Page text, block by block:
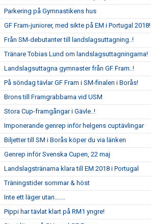
Parkering på Gymnastikens hus
GF Fram-juniorer, med sikte på EM i Portugal 2018!
Från SM-debutanter till landslagsuttagning..!
Tränare Tobias Lund om landslagsuttagningarna!
Landslagsuttagna gymnaster från GF Fram..!
På söndag tävlar GF Fram i SM-finalen i Borås!
Brons till Framgrabbarna vid USM
Stora Cup-framgångar i Gävle..!
Imponerande genrep inför helgens cuptävlingar
Biljetter till SM i Borås köper du via länken
Genrep inför Svenska Cupen, 22 maj
Landslagstränarna klara till EM 2018 i Portugal
Träningstider sommar & höst
Inte ett läger utan.......
Pippi har tävlat klart på RM1 yngre!